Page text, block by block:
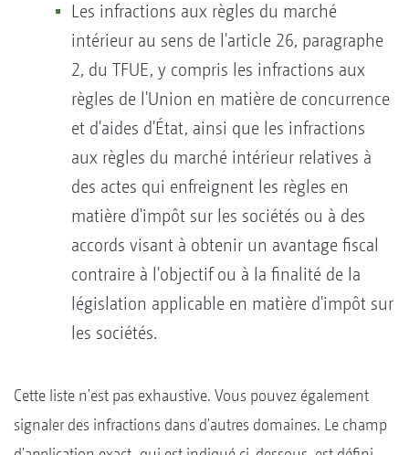
Les infractions aux règles du marché
intérieur au sens de l'article 26, paragraphe
2, du TFUE, y compris les infractions aux
règles de l'Union en matière de concurrence
et d'aides d'État, ainsi que les infractions
aux règles du marché intérieur relatives à
des actes qui enfreignent les règles en
matière d'impôt sur les sociétés ou à des
accords visant à obtenir un avantage fiscal
contraire à l'objectif ou à la finalité de la
législation applicable en matière d'impôt sur
les sociétés.
Cette liste n'est pas exhaustive. Vous pouvez également
signaler des infractions dans d'autres domaines. Le champ